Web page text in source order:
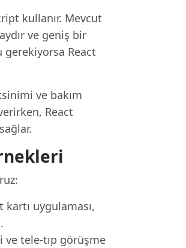
kullanır. Mevcut
ve geniş bir
React
ve bakım
React
uygulaması,
tele-tıp görüşme